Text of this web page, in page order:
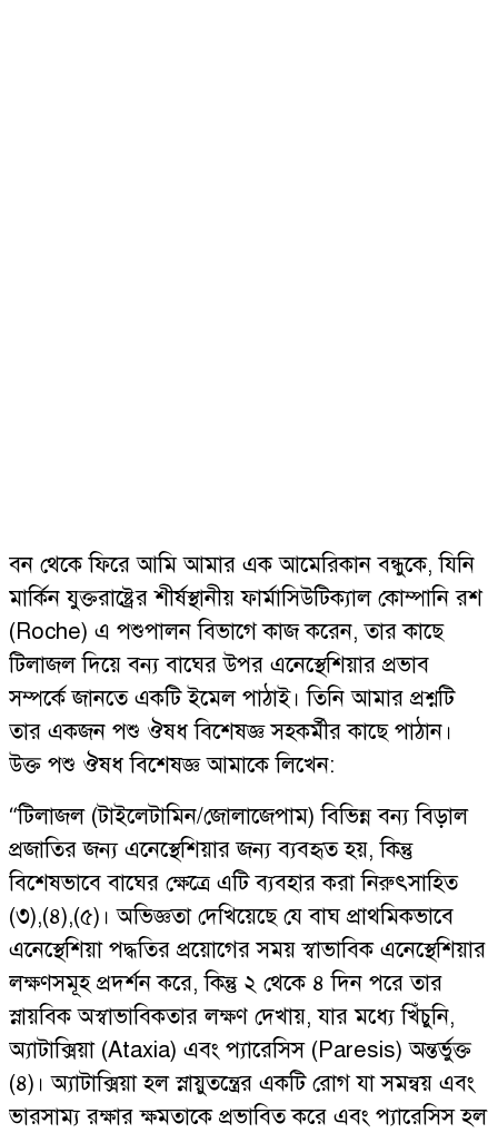
বন থেকে ফিরে আমি আমার এক আমেরিকান বন্ধুকে, যিনি
মার্কিন যুক্তরাষ্ট্রের শীর্ষস্থানীয় ফার্মাসিউটিক্যাল কোম্পানি রশ
(Roche) এ পশুপালন বিভাগে কাজ করেন, তার কাছে
টিলাজল দিয়ে বন্য বাঘের উপর এনেস্থেশিয়ার প্রভাব
সম্পর্কে জানতে একটি ইমেল পাঠাই। তিনি আমার প্রশ্নটি
তার একজন পশু ঔষধ বিশেষজ্ঞ সহকর্মীর কাছে পাঠান।
উক্ত পশু ঔষধ বিশেষজ্ঞ আমাকে লিখেন:
“টিলাজল (টাইলেটামিন/জোলাজেপাম) বিভিন্ন বন্য বিড়াল
প্রজাতির জন্য এনেস্থেশিয়ার জন্য ব্যবহৃত হয়, কিন্তু
বিশেষভাবে বাঘের ক্ষেত্রে এটি ব্যবহার করা নিরুৎসাহিত
(৩),(৪),(৫)। অভিজ্ঞতা দেখিয়েছে যে বাঘ প্রাথমিকভাবে
এনেস্থেশিয়া পদ্ধতির প্রয়োগের সময় স্বাভাবিক এনেস্থেশিয়ার
লক্ষণসমূহ প্রদর্শন করে, কিন্তু ২ থেকে ৪ দিন পরে তার
স্নায়বিক অস্বাভাবিকতার লক্ষণ দেখায়, যার মধ্যে খিঁচুনি,
অ্যাটাক্সিয়া (Ataxia) এবং প্যারেসিস (Paresis) অন্তর্ভুক্ত
(৪)। অ্যাটাক্সিয়া হল স্নায়ুতন্ত্রের একটি রোগ যা সমন্বয় এবং
ভারসাম্য রক্ষার ক্ষমতাকে প্রভাবিত করে এবং প্যারেসিস হল